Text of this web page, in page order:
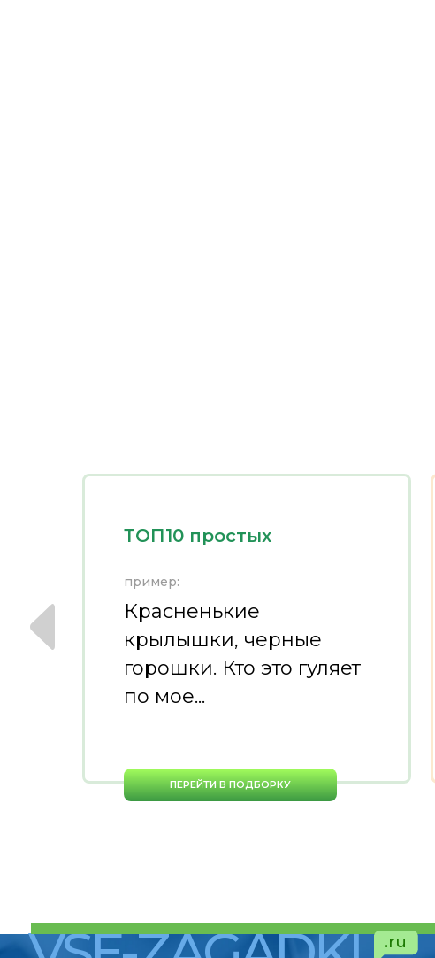
ТОП10 простых
пример:
Красненькие
крылышки, черные
горошки. Кто это гуляет
по мое...
ПЕРЕЙТИ В ПОДБОРКУ
.ru